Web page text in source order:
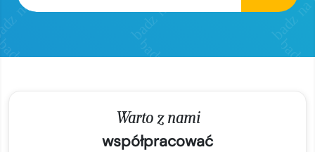
Warto z nami
współpracować